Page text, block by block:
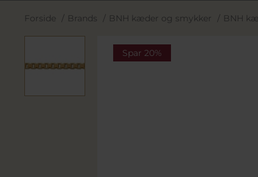
Forside / Brands / BNH kæder og smykker / BNH
Spar 20%